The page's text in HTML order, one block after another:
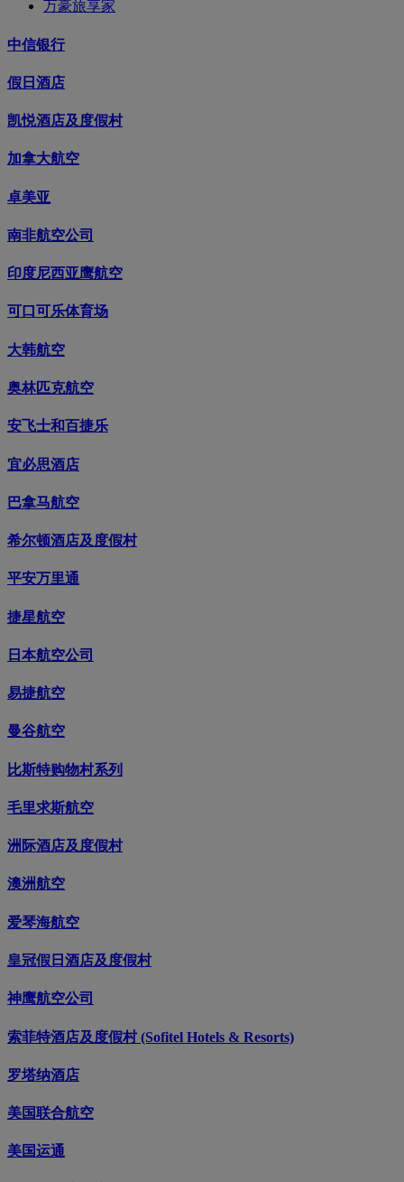
万豪旅享家
中信银行
假日酒店
凯悦酒店及度假村
加拿大航空
卓美亚
南非航空公司
印度尼西亚鹰航空
可口可乐体育场
大韩航空
奥林匹克航空
安飞士和百捷乐
宜必思酒店
巴拿马航空
希尔顿酒店及度假村
平安万里通
捷星航空
日本航空公司
易捷航空
曼谷航空
比斯特购物村系列
毛里求斯航空
洲际酒店及度假村
澳洲航空
爱琴海航空
皇冠假日酒店及度假村
神鹰航空公司
索菲特酒店及度假村 (Sofitel Hotels & Resorts)
罗塔纳酒店
美国联合航空
美国运通